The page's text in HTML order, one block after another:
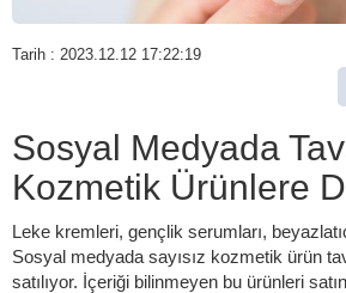
Tarih : 2023.12.12 17:22:19
Sosyal Medyada
Kozmetik Ürünlere
Leke kremleri, gençlik serumları,
Sosyal medyada sayısız kozmetik ürün
satılıyor. İçeriği bilinmeyen bu ürünleri